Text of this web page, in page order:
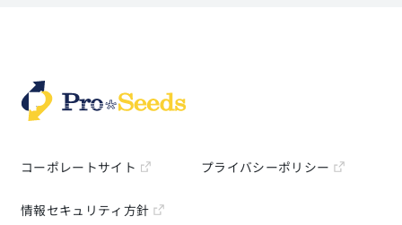
コーポレートサイト プライバシーポリシー
情報セキュリティ方針